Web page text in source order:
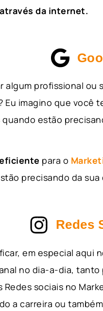
da internet.
algum profissional
imagino que você
estão
para o
precisando da
Redes
em especial aqui
no dia-a-dia,
Redes sociais no
a carreira ou